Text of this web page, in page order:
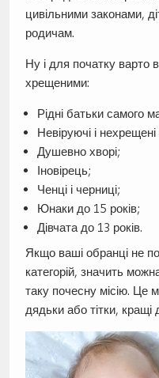
цивільними законами,
родичам.
Ну і для початку варто
хрещеними:
Рідні батьки самого
Невіруючі і
Душевно хворі;
Іновірець;
Ченці і черниці;
Юнаки до 15 років;
Дівчата до 13 років.
Якщо ваші обранці не
категорій, значить
таку почесну місію. Це
дядьки або тітки, кращі